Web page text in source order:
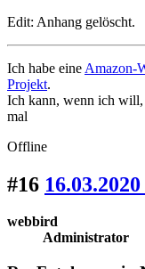
Edit: Anhang gelöscht.
Ich habe eine Amazon-
Projekt.
Ich kann, wenn ich will,
mal
Offline
#16
webbird
Administrator